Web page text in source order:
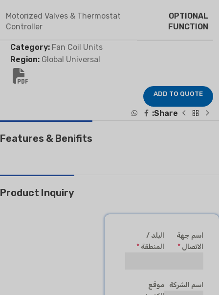
OPTIONAL
FUNCTION
Motorized Valves & Thermostat
Controller
Category: Fan Coil Units
Region: Global Universal
ADD TO QUOTE
Share:
Features & Benifits
Product Inquiry
اسم جهة
الاتصال *
البلد /
المنطقة*
اسم الشركة
موقع